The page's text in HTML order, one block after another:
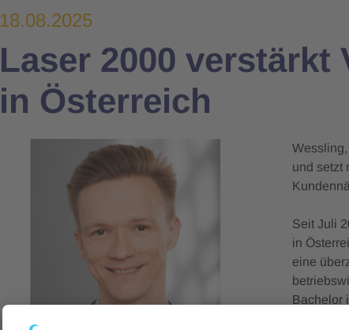
18.08.2025
Laser 2000 verstärkt
in Österreich
und setzt
Seit Juli
in
eine
Bachelor
Master